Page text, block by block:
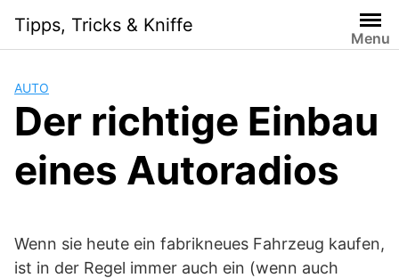
content
Tipps, Tricks & Kniffe
Menu
AUTO
Der richtige Einbau
eines Autoradios
Wenn sie heute ein fabrikneues Fahrzeug kaufen,
ist in der Regel immer auch ein (wenn auch